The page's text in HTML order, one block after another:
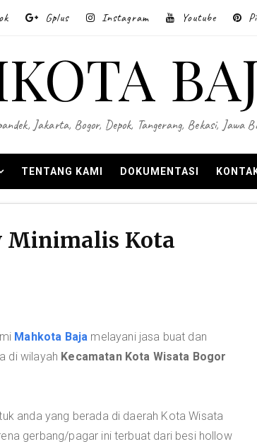
Gplus Instagram Youtube
Jakarta, Bogor, Depok, Tangerang, Bekasi, Jawa
TENTANG KAMI DOKUMENTASI
Minimalis Kota
Mahkota Baja melayani jasa buat dan
di wilayah Kecamatan Kota Wisata Bogor
anda yang berada di daerah Kota Wisata
gerbang/pagar ini terbuat dari besi hollow